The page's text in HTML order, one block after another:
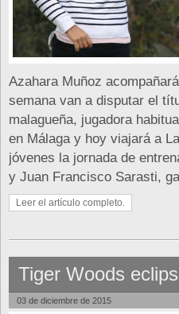
Azahara Muñoz
semana van a disputar el
malagueña, jugadora
en Málaga y hoy viajará a
jóvenes la jornada de
y Juan Francisco Sarasti,
Leer el artículo completo.
Tiger Woods
03 de diciembre de 2015